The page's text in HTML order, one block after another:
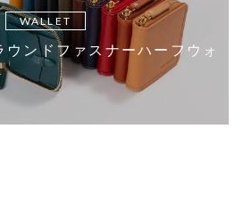
WALLET
ンドファスナーハーフウォ